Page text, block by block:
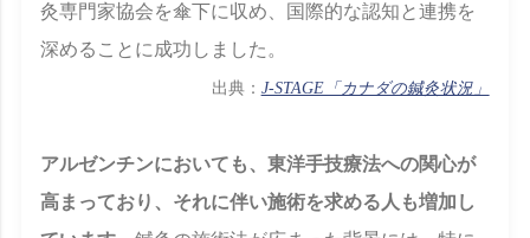
灸専門家協会を傘下に収め、国際的な認知と連携を
深めることに成功しました。
出典： J-STAGE「カナダの鍼灸状況」
アルゼンチンにおいても、東洋手技療法への関心が
高まっており、それに伴い施術を求める人も増加し